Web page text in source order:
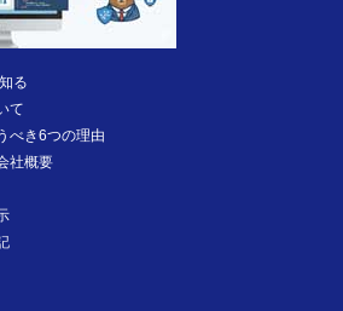
る
て
べき6つの理由
社概要